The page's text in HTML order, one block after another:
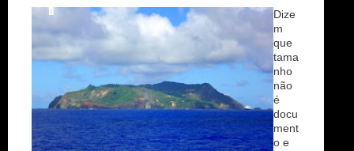
n
Dize
m
que
tama
nho
não
é
docu
ment
o e